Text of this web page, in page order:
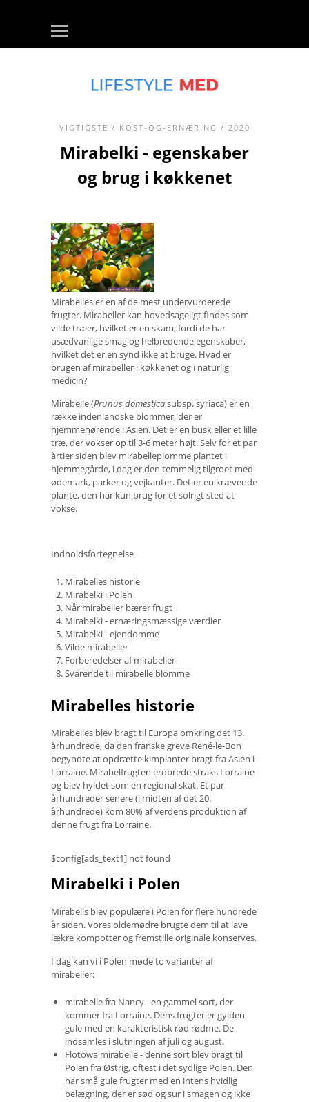
VIGTIGSTE / KOST-OG-ERNÆRING / 2020
Mirabelki - egenskaber
og brug i køkkenet
Mirabelles er en af ​​de mest undervurderede
frugter. Mirabeller kan hovedsageligt findes som
vilde træer, hvilket er en skam, fordi de har
usædvanlige smag og helbredende egenskaber,
hvilket det er en synd ikke at bruge. Hvad er
brugen af ​​mirabeller i køkkenet og i naturlig
medicin?
Mirabelle (Prunus domesticasubsp. syriaca) er en
række indenlandske blommer, der er
hjemmehørende i Asien. Det er en busk eller et lille
træ, der vokser op til 3-6 meter højt. Selv for et par
årtier siden blev mirabelleplomme plantet i
hjemmegårde, i dag er den temmelig tilgroet med
ødemark, parker og vejkanter. Det er en krævende
plante, den har kun brug for et solrigt sted at
vokse.
Indholdsfortegnelse
Mirabelles historie
Mirabelki i Polen
Når mirabeller bærer frugt
Mirabelki - ernæringsmæssige værdier
Mirabelki - ejendomme
Vilde mirabeller
Forberedelser af mirabeller
Svarende til mirabelle blomme
Mirabelles historie
Mirabelles blev bragt til Europa omkring det 13.
århundrede, da den franske greve René-le-Bon
begyndte at opdrætte kimplanter bragt fra Asien i
Lorraine. Mirabelfrugten erobrede straks Lorraine
og blev hyldet som en regional skat. Et par
århundreder senere (i midten af ​​det 20.
århundrede) kom 80% af verdens produktion af
denne frugt fra Lorraine.
$config[ads_text1] not found
Mirabelki i Polen
Mirabells blev populære i Polen for flere hundrede
år siden. Vores oldemødre brugte dem til at lave
lækre kompotter og fremstille originale konserves.
I dag kan vi i Polen møde to varianter af
mirabeller:
mirabelle fra Nancy - en gammel sort, der
kommer fra Lorraine. Dens frugter er gylden
gule med en karakteristisk rød rødme. De
indsamles i slutningen af ​​juli og august.
Flotowa mirabelle - denne sort blev bragt til
Polen fra Østrig, oftest i det sydlige Polen. Den
har små gule frugter med en intens hvidlig
belægning, der er sød og sur i smagen og ikke